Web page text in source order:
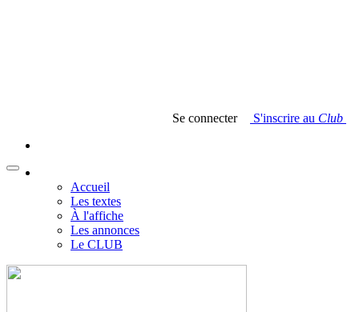
Se connecter S'inscrire au Club
Accueil
Les textes
À l'affiche
Les annonces
Le CLUB